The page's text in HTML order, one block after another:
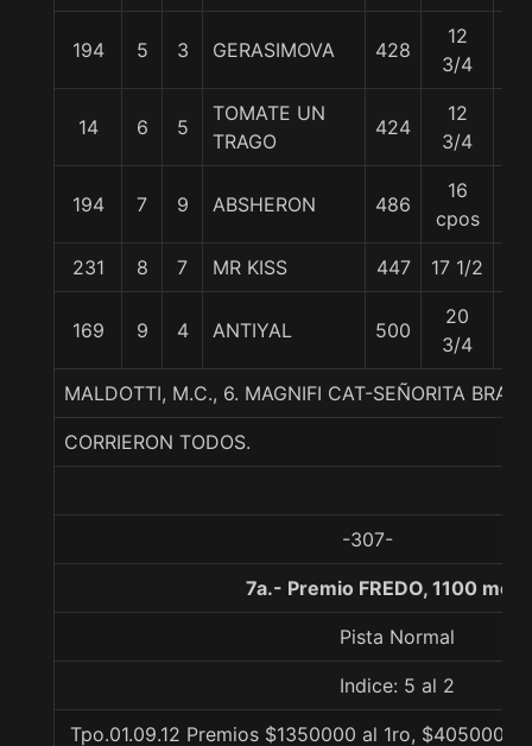
194 5 3 GERASIMOVA 428
12
3/4
14 6 5
TOMATE UN
TRAGO
424
12
3/4
194 7 9 ABSHERON 486
16
cpos
231 8 7 MR KISS 447 17 1/2
169 9 4 ANTIYAL 500
20
3/4
MALDOTTI, M.C., 6. MAGNIFI CAT-SEÑORITA
CORRIERON TODOS.
-307-
7a.- Premio FREDO, 1100
Pista Normal
Indice: 5 al 2
Tpo.01.09.12 Premios $1350000 al 1ro, $405000